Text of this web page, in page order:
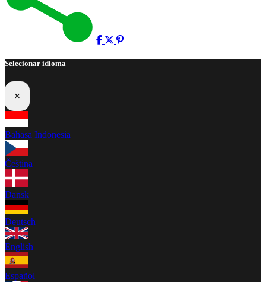
Selecionar idioma
×
Bahasa Indonesia
Čeština
Dansk
Deutsch
English
Español